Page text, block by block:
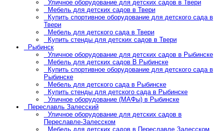
Уличное оборудование для детских садов в Твери
Мебель для детских садов в Твери
Купить спортивное оборудование для детского сада в
Твери
Мебель для детского сада в Твери
Купить стенды для детских садов в Твери
Рыбинск
Уличное оборудование для детских садов в Рыбинске
Мебель для детских садов В Рыбинске
Купить спортивное оборудование для детского сада в
Рыбинске
Мебель для детского сада в Рыбинске
Купить стенды для детского сада в Рыбинске
Уличное оборудование (МАФы) в Рыбинске
Переславль Залесский
Уличное оборудование для детских садов в
Переславле-Залесском
Мебель для детских садов в Переславле Залесском